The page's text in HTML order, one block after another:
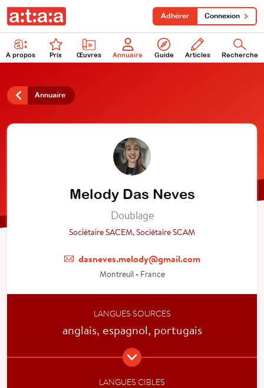
À propos Prix Œuvres Annuaire Guide Articles Recherche
Adhérer Connexion
Annuaire
Melody Das Neves
Doublage
Sociétaire SACEM, Sociétaire SCAM
dasneves.melody@gmail.com
Montreuil • France
LANGUES SOURCES
anglais, espagnol, portugais
LANGUES CIBLES